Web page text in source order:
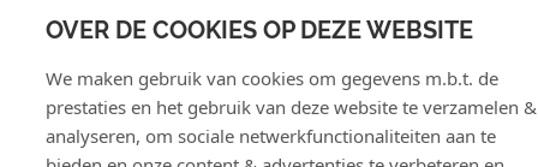
OVER DE COOKIES OP DEZE WEBSITE
We maken gebruik van cookies om gegevens m.b.t. de
prestaties en het gebruik van deze website te verzamelen &
analyseren, om sociale netwerkfunctionaliteiten aan te